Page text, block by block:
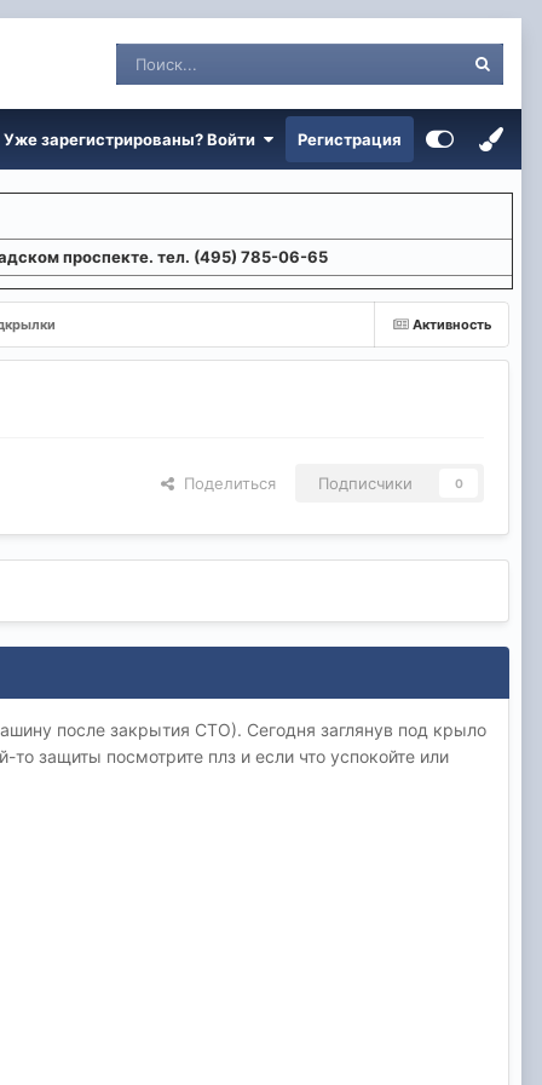
Уже зарегистрированы? Войти Регистрация
проспекте. тел. (495) 785-06-65
Активность
Поделиться Подписчики 0
после закрытия СТО). Сегодня заглянув под крыло
защиты посмотрите плз и если что успокойте или